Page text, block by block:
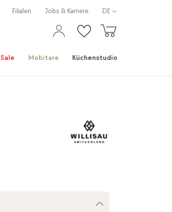
Sale Mobitare Küchenstudio
Filialen Jobs & Karriere DE